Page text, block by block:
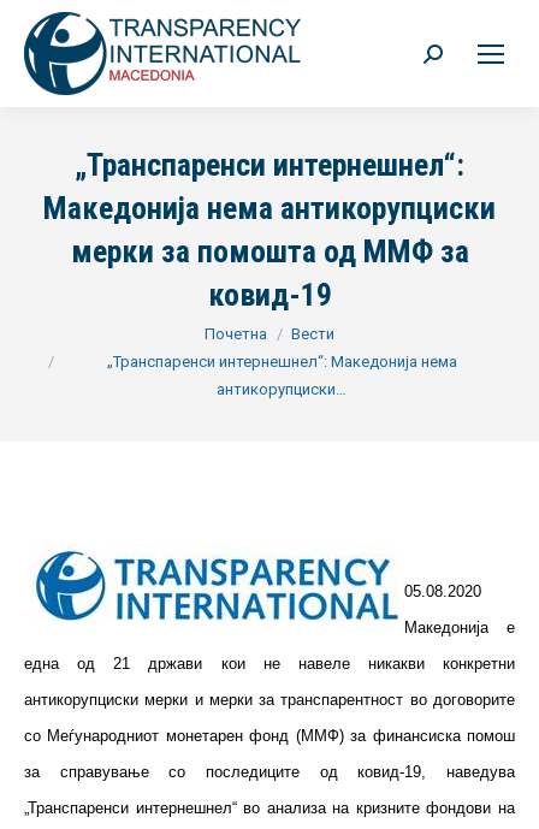
Search:
„Транспаренси интернешнел“:
Македонија нема антикорупциски
мерки за помошта од ММФ за
ковид-19
Почетна
Вести
„Транспаренси интернешнел“: Македонија нема
антикорупциски…
05.08.2020
Македонија е
една од 21 држави кои не навеле никакви конкретни
антикорупциски мерки и мерки за транспарентност во договорите
со Меѓународниот монетарен фонд (ММФ) за финансиска помош
за справување со последиците од ковид-19, наведува
„Транспаренси интернешнел“ во анализа на кризните фондови на